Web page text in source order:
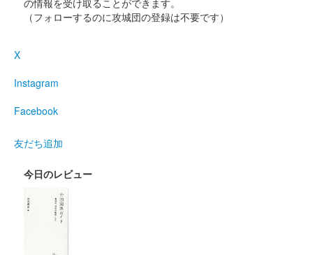
安中城 御城印
安中城 御城印
安中城 御城印
の情報を受け取ることができます。
（フォローするのに攻城団の登録は不要です）
X
Instagram
Facebook
友だち追加
今日のレビュー